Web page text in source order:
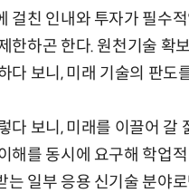
걸친 인내와 투자가 필수
한하곤 한다. 원천기술 확
다 보니, 미래 기술의 판
다 보니, 미래를 이끌어 갈
해를 동시에 요구해 학업
는 일부 응용 신기술 분야